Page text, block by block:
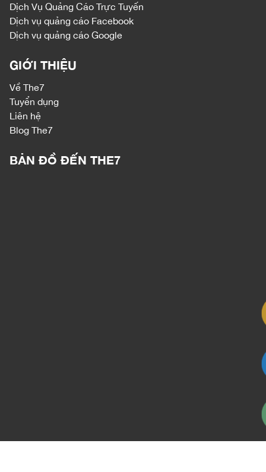
Dịch Vụ Quảng Cáo Trực Tuyến
Dịch vụ quảng cáo Facebook
Dịch vụ quảng cáo Google
GIỚI THIỆU
Về The7
Tuyển dụng
Liên hệ
Blog The7
BẢN ĐỒ ĐẾN THE7